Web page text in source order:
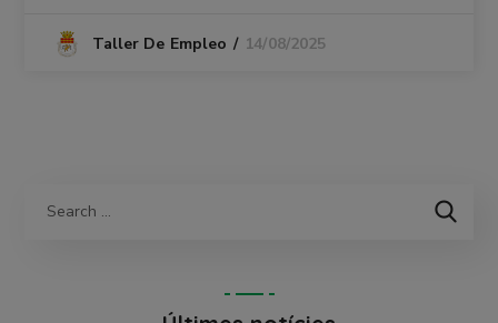
Taller De Empleo 14/08/2025